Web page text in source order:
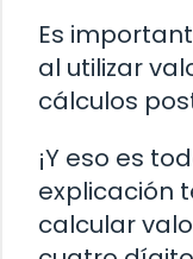
Es
al utilizar
cálculos
¡Y eso es
explicación
calcular